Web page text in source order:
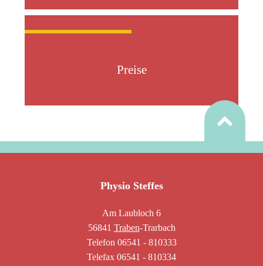
Preise
Physio Steffes
Am Laubloch 6
56841 Traben-Trarbach
Telefon 06541 - 810333
Telefax 06541 - 810334